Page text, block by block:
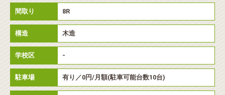
間取り 8R
構造 木造
学校区 -
駐車場 有り／0円/月額(駐車可能台数10台)